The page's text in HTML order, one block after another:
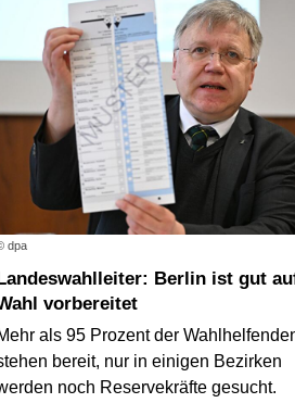
dpa
ist gut auf
vorbereitet
als 95 Prozent der
bereit, nur in einigen Bezirken
noch Reservekräfte gesucht.